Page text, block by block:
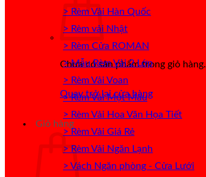
Chưa có sản phẩm trong giỏ hàng.
Quay trở lại cửa hàng
Giỏ hàng
> Rèm Vải Hàn Quốc
> Rèm vải Nhật
> Rèm Cửa ROMAN
> Mẫu Rèm Vải 2 Lớp
> Rèm Vải Voan
> Rèm Vải Một Màu
> Rèm Vải Hoa Văn Họa Tiết
> Rèm Vải Giá Rẻ
> Rèm Vải Ngăn Lạnh
> Vách Ngăn phòng - Cửa Lưới